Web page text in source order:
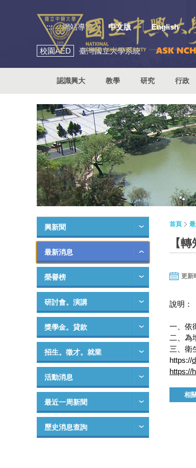
::: 網站導覽 中文版 English
校園AED 臺灣國立大學系統
認識興大 教學 研究 行政
興新聞
最新消息
榮譽榜
研討會。演講
獎學金。貸款
招生。徵才。就業
活動消息
最近一周新聞
歷史消息查詢
首頁
【
更新
說明：
一、依
二、為
三、衛
https://
https://
相